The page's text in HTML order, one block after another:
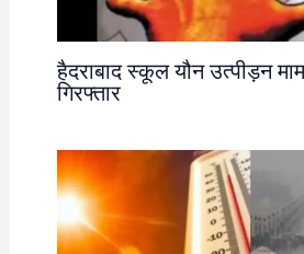
हैदराबाद स्कूल यौन उत्पीड़न
गिरफ्तार